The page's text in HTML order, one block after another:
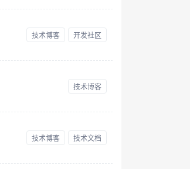
技术博客 开发社区
技术博客
技术博客 技术文档